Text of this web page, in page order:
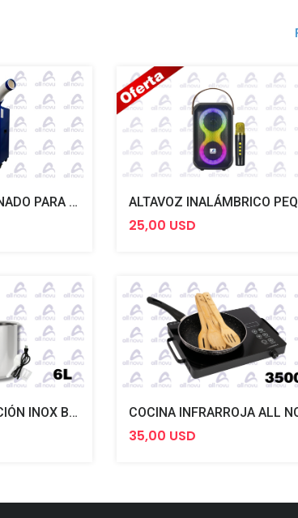
AIRE ACONDICIONADO PARA EXTERIOR 1T ALL NOVU
25,00 USD
OLLA MULTIFUNCIÓN INOX BOTÓN 6L ALL NOVU
35,00 USD